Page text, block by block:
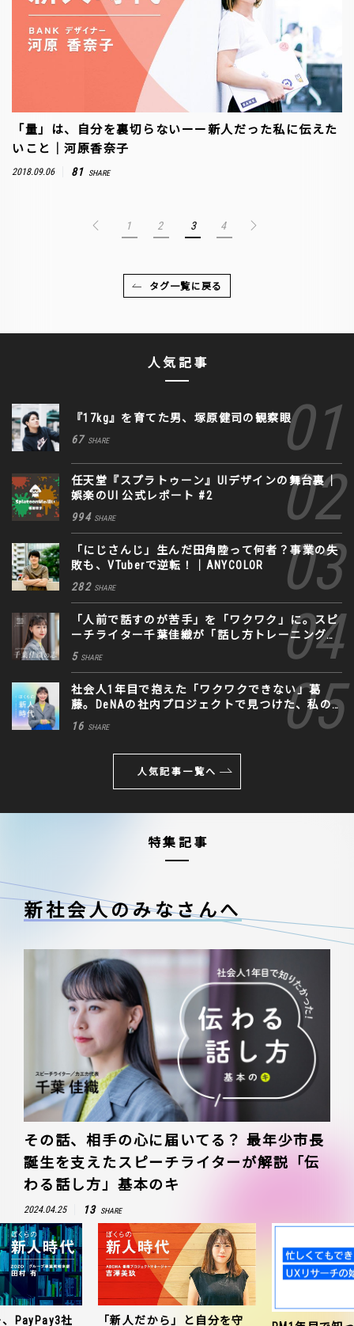
「量」は、自分を裏切らないーー新人だった私に伝えた
いこと｜河原香奈子
2018.09.06 81 SHARE
1 2 3 4
タグ一覧に戻る
人気記事
『17kg』を育てた男、塚原健司の観察眼
67 SHARE
任天堂『スプラトゥーン』UIデザインの舞台裏｜
娯楽のUI 公式レポート #2
994 SHARE
「にじさんじ」生んだ田角陸って何者？事業の失
敗も、VTuberで逆転！｜ANYCOLOR
282 SHARE
「人前で話すのが苦手」を「ワクワク」に。スピ
ーチライター千葉佳織が「話し方トレーニング」
に込めた思い
5 SHARE
社会人1年目で抱えた「ワクワクできない」葛
藤。DeNAの社内プロジェクトで見つけた、私の
生きる道
16 SHARE
人気記事一覧へ
特集記事
新社会人のみなさんへ
その話、相手の心に届いてる？ 最年少市長
誕生を支えたスピーチライターが解説「伝
わる話し方」基本のキ
2024.04.25 13 SHARE
PayPay3社 「新人だから」と自分を守